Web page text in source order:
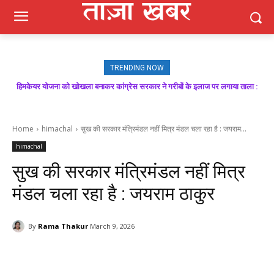
TRENDING NOW
हिमकेयर योजना को खोखला बनाकर कांग्रेस सरकार ने गरीबों के इलाज पर लगाया ताला :
मजबूत बूथ ही भाजपा की जीत की गारंटी, आगामी विधानसभा चुनाव में बूथ प्रबंधन निभाएगा
Home himachal सुख की सरकार मंत्रिमंडल नहीं मित्र मंडल चला रहा है : जयराम...
himachal
सुख की सरकार मंत्रिमंडल नहीं मित्र
मंडल चला रहा है : जयराम ठाकुर
By Rama Thakur March 9, 2026